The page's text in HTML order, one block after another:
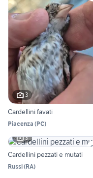
3
Cardellini favati
Piacenza (PC)
3
Cardellini pezzati e mutati
Russi(RA)